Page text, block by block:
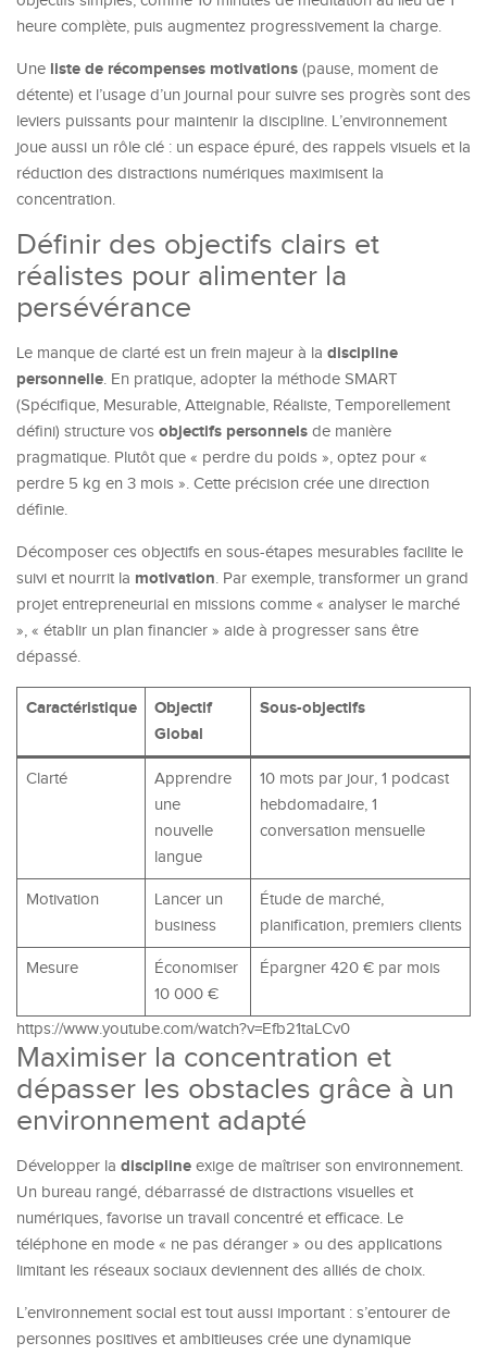
heure complète, puis augmentez progressivement la charge.
Une liste de récompenses motivations (pause, moment de
détente) et l’usage d’un journal pour suivre ses progrès sont des
leviers puissants pour maintenir la discipline. L’environnement
joue aussi un rôle clé : un espace épuré, des rappels visuels et la
réduction des distractions numériques maximisent la
concentration.
Définir des objectifs clairs et
réalistes pour alimenter la
persévérance
Le manque de clarté est un frein majeur à la discipline
personnelle. En pratique, adopter la méthode SMART
(Spécifique, Mesurable, Atteignable, Réaliste, Temporellement
défini) structure vos objectifs personnels de manière
pragmatique. Plutôt que « perdre du poids », optez pour «
perdre 5 kg en 3 mois ». Cette précision crée une direction
définie.
Décomposer ces objectifs en sous-étapes mesurables facilite le
suivi et nourrit la motivation. Par exemple, transformer un grand
projet entrepreneurial en missions comme « analyser le marché
», « établir un plan financier » aide à progresser sans être
dépassé.
Caractéristique
Objectif
Global
Sous-objectifs
Clarté
Apprendre
une
nouvelle
langue
10 mots par jour, 1 podcast
hebdomadaire, 1
conversation mensuelle
Motivation
Lancer un
business
Étude de marché,
planification, premiers clients
Mesure
Économiser
10 000 €
Épargner 420 € par mois
https://www.youtube.com/watch?v=Efb21taLCv0
Maximiser la concentration et
dépasser les obstacles grâce à un
environnement adapté
Développer la discipline exige de maîtriser son environnement.
Un bureau rangé, débarrassé de distractions visuelles et
numériques, favorise un travail concentré et efficace. Le
téléphone en mode « ne pas déranger » ou des applications
limitant les réseaux sociaux deviennent des alliés de choix.
L’environnement social est tout aussi important : s’entourer de
personnes positives et ambitieuses crée une dynamique